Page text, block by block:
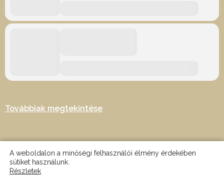
Továbbiak megtekintése
A weboldalon a minőségi felhasználói élmény érdekében
sütiket használunk.
Részletek